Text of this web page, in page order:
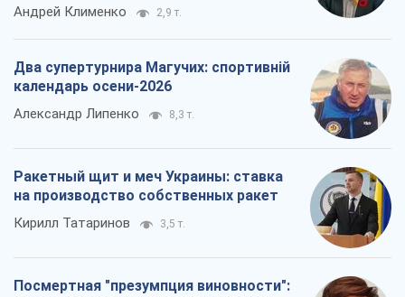
Андрей Клименко 2,9 т.
Два супертурнира Магучих: спортивній
календарь осени-2026
Александр Липенко 8,3 т.
Ракетный щит и меч Украины: ставка
на производство собственных ракет
Кирилл Татаринов 3,5 т.
Посмертная "презумпция виновности":